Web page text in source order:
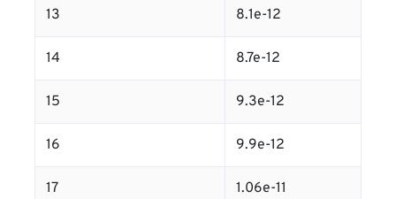
13 8.1e-12
14 8.7e-12
15 9.3e-12
16 9.9e-12
17 1.06e-11